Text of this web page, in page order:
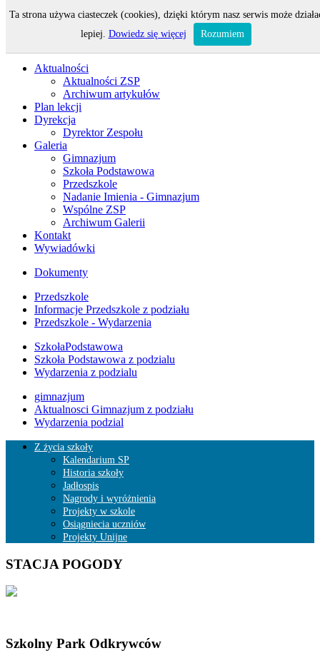
Odwiedza nas 81 gości oraz 0 użytkowników.
Aktualności
Aktualności ZSP
Archiwum artykułów
Plan lekcji
Dyrekcja
Dyrektor Zespołu
Galeria
Gimnazjum
Szkoła Podstawowa
Przedszkole
Nadanie Imienia - Gimnazjum
Wspólne ZSP
Archiwum Galerii
Kontakt
Wywiadówki
Dokumenty
Przedszkole
Informacje Przedszkole z podziału
Przedszkole - Wydarzenia
SzkołaPodstawowa
Szkoła Podstawowa z podzialu
Wydarzenia z podzialu
gimnazjum
Aktualnosci Gimnazjum z podziału
Wydarzenia podzial
Z życia szkoły
Kalendarium SP
Historia szkoły
Jadłospis
Nagrody i wyróżnienia
Projekty w szkole
Osiągniecia uczniów
Projekty Unijne
STACJA POGODY
Szkolny Park Odkrywców
Ta strona używa ciasteczek (cookies), dzięki którym nasz serwis może
lepiej. Dowiedz się więcej Rozumiem